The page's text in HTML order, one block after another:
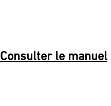
Consulter le manuel